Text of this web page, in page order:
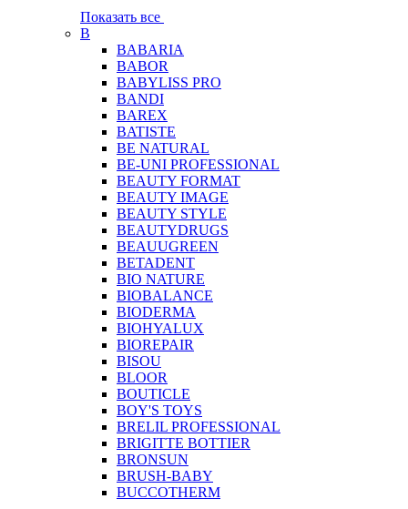
Показать все
B
BABARIA
BABOR
BABYLISS PRO
BANDI
BAREX
BATISTE
BE NATURAL
BE-UNI PROFESSIONAL
BEAUTY FORMAT
BEAUTY IMAGE
BEAUTY STYLE
BEAUTYDRUGS
BEAUUGREEN
BETADENT
BIO NATURE
BIOBALANCE
BIODERMA
BIOHYALUX
BIOREPAIR
BISOU
BLOOR
BOUTICLE
BOY'S TOYS
BRELIL PROFESSIONAL
BRIGITTE BOTTIER
BRONSUN
BRUSH-BABY
BUCCOTHERM